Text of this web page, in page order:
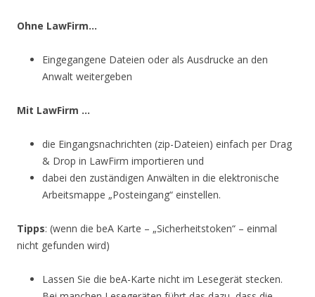
Ohne LawFirm…
Eingegangene Dateien oder als Ausdrucke an den
Anwalt weitergeben
Mit LawFirm …
die Eingangsnachrichten (zip-Dateien) einfach per Drag
& Drop in LawFirm importieren und
dabei den zuständigen Anwälten in die elektronische
Arbeitsmappe „Posteingang“ einstellen.
Tipps: (wenn die beA Karte – „Sicherheitstoken“ – einmal
nicht gefunden wird)
Lassen Sie die beA-Karte nicht im Lesegerät stecken.